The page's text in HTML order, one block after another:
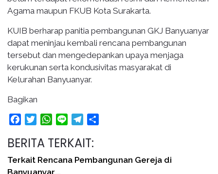
Agama maupun FKUB Kota Surakarta.
KUIB berharap panitia pembangunan GKJ Banyuanyar
dapat meninjau kembali rencana pembangunan
tersebut dan mengedepankan upaya menjaga
kerukunan serta kondusivitas masyarakat di
Kelurahan Banyuanyar.
Bagikan
FacebookTwitterWhatsApp
Line Telegram
BERITA TERKAIT:
Terkait Rencana Pembangunan Gereja di
Banyuanyar,…